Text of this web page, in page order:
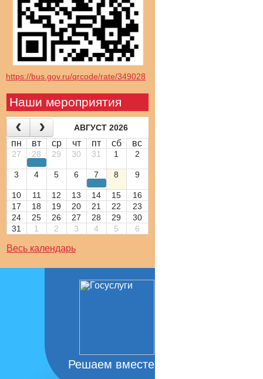
https://bus.gov.ru/qrcode/rate/349028
Наши мероприятия
АВГУСТ 2026
пн вт ср чт пт сб вс
27 28 29 30 31 1 2
3 4 5 6 7 8 9
10 11 12 13 14 15
16
17
18 19 20 21 22
23
24
25 26 27 28 29
30
31
1 2 3 4 5 6
Весь календарь
Решаем вместе